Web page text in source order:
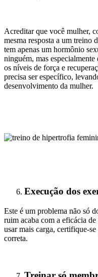
Acreditar que você mulher,
mesma resposta a um treino
tem apenas um hormônio
ninguém, mas especialmente
os níveis de força e
precisa ser específico,
desenvolvimento da mulher.
Execução dos
Este é um problema não só
ruim acaba com a eficácia
usar mais carga, certifique-
correta.